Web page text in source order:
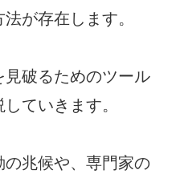
が存在します。
破るためのツール
ていきます。
兆候や、専門家の